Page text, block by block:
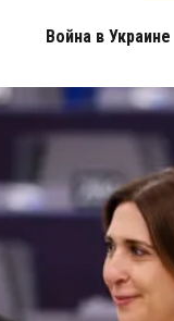
Война в Украине